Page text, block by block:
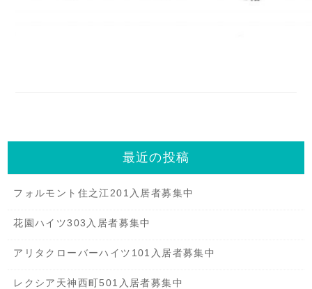
最近の投稿
フォルモント住之江201入居者募集中
花園ハイツ303入居者募集中
アリタクローバーハイツ101入居者募集中
レクシア天神西町501入居者募集中